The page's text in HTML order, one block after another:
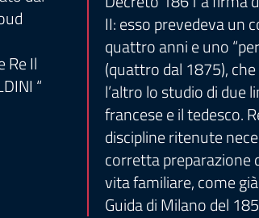
Re Il
“
II: esso prevedeva un
quattro anni e uno
(quattro dal 1875),
l’altro lo studio di due
francese e il tedesco.
discipline ritenute
corretta preparazione
vita familiare, come
Guida di Milano del